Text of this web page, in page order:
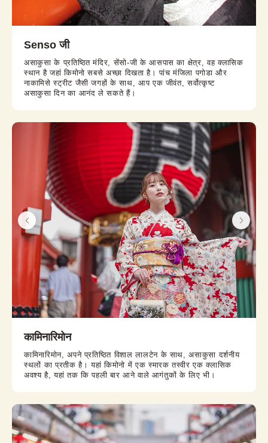
Senso जी
असाकुसा के प्रतिष्ठित मंदिर, सेंसो-जी के आसपास का क्षेत्र, वह क्लासिक
स्थान है जहां किमोनो सबसे अच्छा दिखता है। पांच मंजिला पगोडा और
नाकामिसे स्ट्रीट जैसी जगहों के साथ, आप एक जीवंत, सर्वोत्कृष्ट
असाकुसा दिन का आनंद ले सकते हैं।
कामिनारिमोन
कामिनारिमोन, अपने प्रतिष्ठित विशाल लालटेन के साथ, असाकुसा दर्शनीय
स्थलों का प्रतीक है। यहां किमोनो में एक स्मारक तस्वीर एक क्लासिक
अवश्य है, यहां तक ​​कि पहली बार आने वाले आगंतुकों के लिए भी।